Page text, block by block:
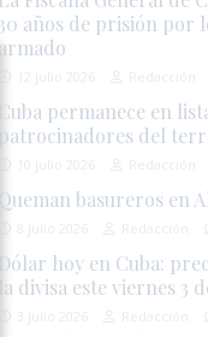
30 años de prisión por
Cuba permanece en
patrocinadores del
Queman basureros en
Dólar hoy en Cuba:
la divisa este viernes 3